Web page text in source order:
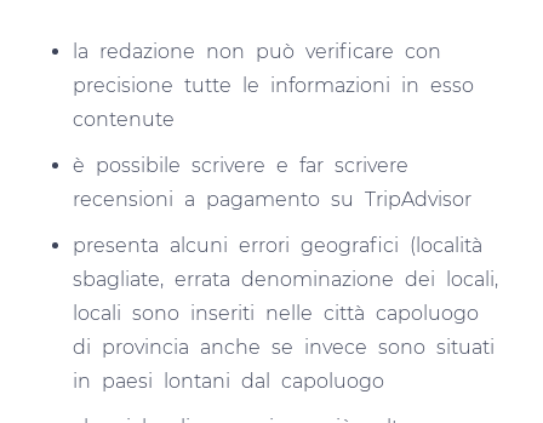
la redazione non può verificare con
precisione tutte le informazioni in esso
contenute
è possibile scrivere e far scrivere
recensioni a pagamento su TripAdvisor
presenta alcuni errori geografici (località
sbagliate, errata denominazione dei locali,
locali sono inseriti nelle città capoluogo
di provincia anche se invece sono situati
in paesi lontani dal capoluogo